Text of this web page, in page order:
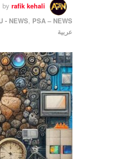
by rafik kehali
- NEWS, PSA – NEWS
عربية